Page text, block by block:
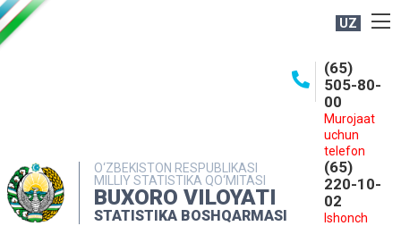
UZ
O‘ZBEKISTON RESPUBLIKASI
MILLIY STATISTIKA QO‘MITASI
BUXORO VILOYATI
STATISTIKA BOSHQARMASI
(65)
505-80-
00
Murojaat
uchun
telefon
(65)
220-10-
02
Ishonch
MATBUOT XIZMATI
MUROJAATLAR